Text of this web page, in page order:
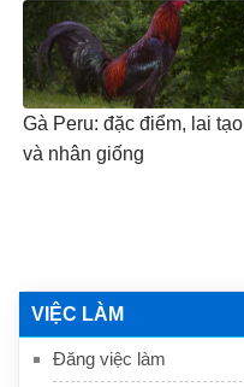
VIỆC LÀM
Đăng việc làm
Gà Peru: đặc điểm, lai tạo
và nhân giống